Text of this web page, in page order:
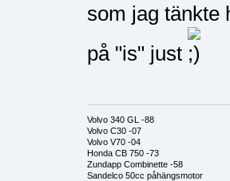
som jag tänkte
på "is" just
Volvo 340 GL -88
Volvo C30 -07
Volvo V70 -04
Honda CB 750 -73
Zundapp Combinette -58
Sandelco 50cc påhängsmotor